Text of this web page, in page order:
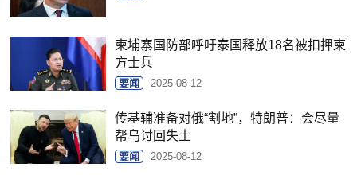
柬埔寨国防部呼吁泰国释放18名被扣押柬
方士兵
要闻 2025-08-12
传基辅准备对俄“割地”，特朗普：会尽量
帮乌讨回失土
要闻 2025-08-12